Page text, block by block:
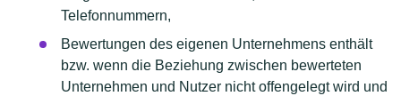
Telefonnummern,
Bewertungen des eigenen Unternehmens enthält
bzw. wenn die Beziehung zwischen bewerteten
Unternehmen und Nutzer nicht offengelegt wird und